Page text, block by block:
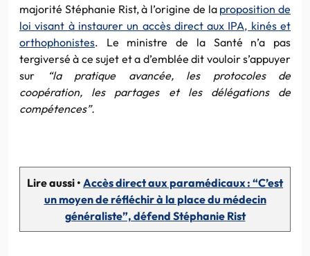
majorité Stéphanie Rist, à l’origine de la proposition de
loi visant à instaurer un accès direct aux IPA, kinés et
orthophonistes. Le ministre de la Santé n’a pas
tergiversé à ce sujet et a d’emblée dit vouloir s’appuyer
sur
“la pratique avancée, les protocoles de
coopération, les partages et les délégations de
compétences”.
Lire aussi • Accès direct aux paramédicaux : “C’est
un moyen de réfléchir à la place du médecin
généraliste”, défend Stéphanie Rist